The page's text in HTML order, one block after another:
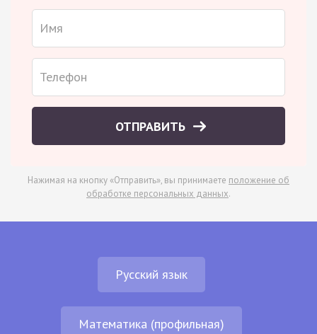
ОТПРАВИТЬ
Нажимая на кнопку «Отправить», вы принимаете положение об
обработке персональных данных.
Русский язык
Математика (профильная)